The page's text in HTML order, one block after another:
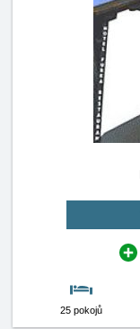
25 pokojů